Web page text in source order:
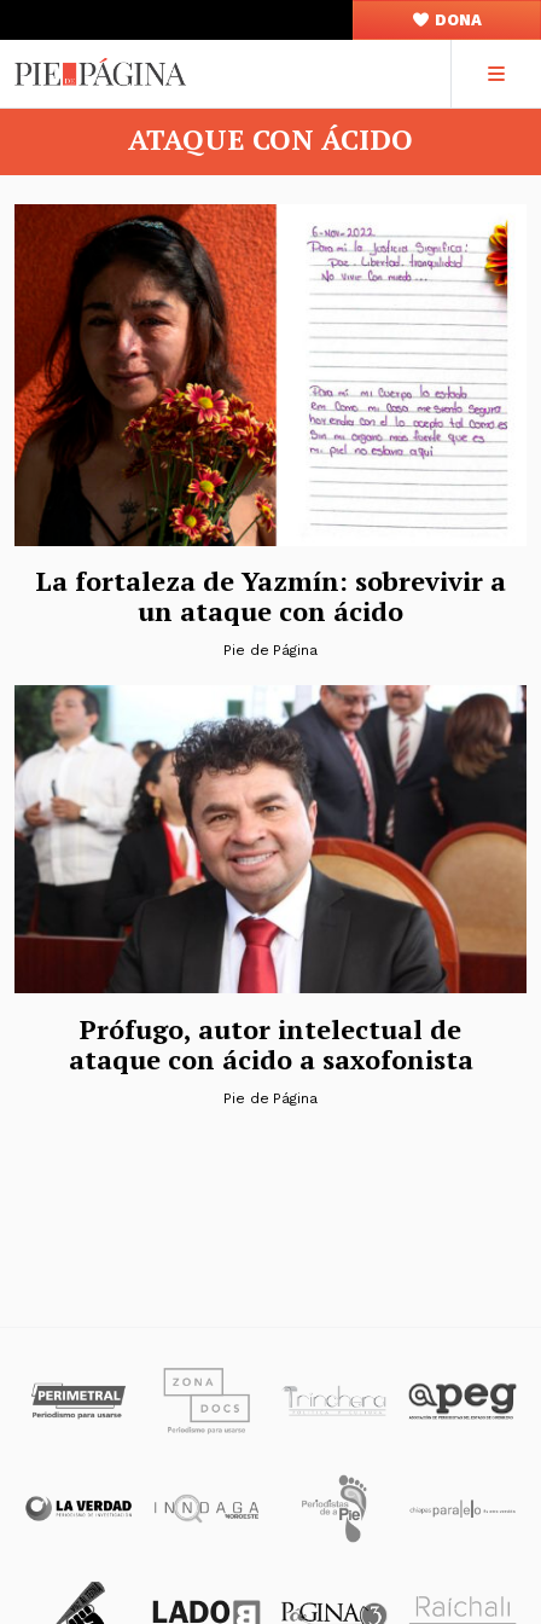
DONA
ATAQUE CON ÁCIDO
La fortaleza de Yazmín: sobrevivir a
un ataque con ácido
Pie de Página
Prófugo, autor intelectual de
ataque con ácido a saxofonista
Pie de Página